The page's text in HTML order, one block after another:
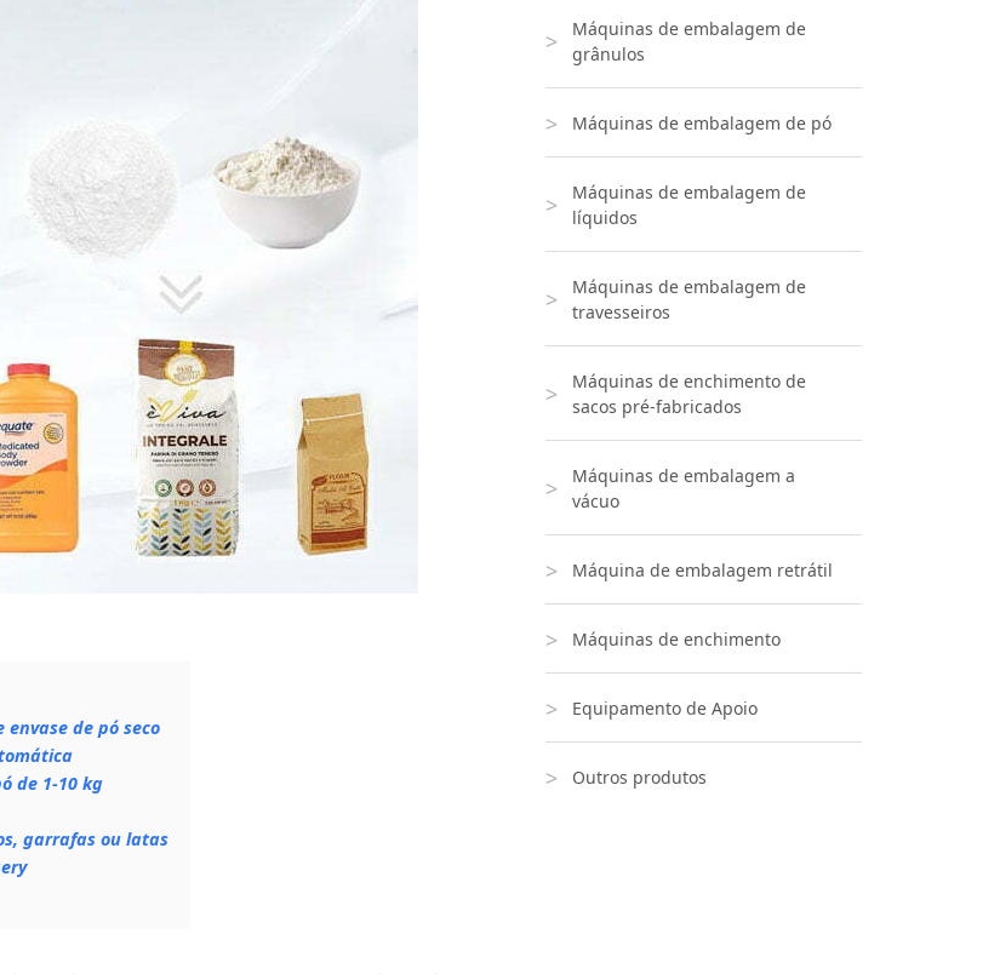
de pó seco
de 1-10 kg
garrafas ou latas
Máquinas de embalagem de
grânulos
Máquinas de embalagem de pó
Máquinas de embalagem de
líquidos
Máquinas de embalagem de
travesseiros
Máquinas de enchimento de
sacos pré-fabricados
Máquinas de embalagem a
vácuo
Máquina de embalagem retrátil
Máquinas de enchimento
Equipamento de Apoio
Outros produtos